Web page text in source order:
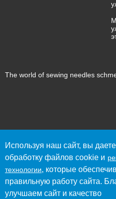
The world of sewing needles
Политика конфиденциальности
Согласие пользователя сайта на
данных
Согласие на получение
материалов
Используя наш сайт, вы
обработку файлов cookie и
технологии, которые
правильную работу сайта.
улучшаем сайт и качество